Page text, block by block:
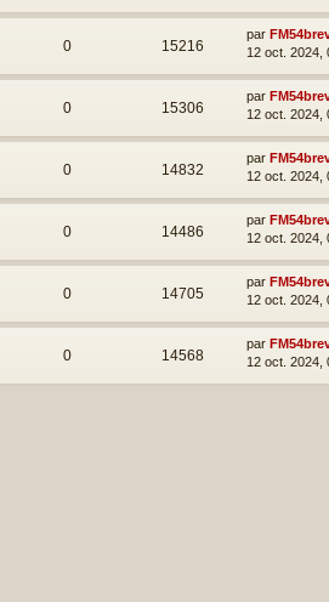
0 15216
par
12 oct. 2024,
0 15306
par
12 oct. 2024,
0 14832
par
12 oct. 2024,
0 14486
par
12 oct. 2024,
0 14705
par
12 oct. 2024,
0 14568
par
12 oct. 2024,